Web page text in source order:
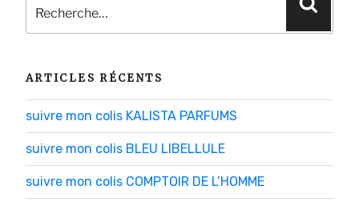
pour
:
ARTICLES RÉCENTS
suivre mon colis KALISTA PARFUMS
suivre mon colis BLEU LIBELLULE
suivre mon colis COMPTOIR DE L’HOMME